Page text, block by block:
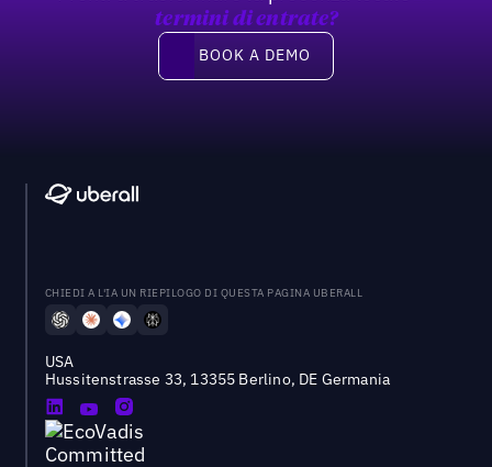
termini di entrate?
Book a demo
BOOK A DEMO
CHIEDI A L'IA UN RIEPILOGO DI QUESTA PAGINA UBERALL
USA
Hussitenstrasse 33, 13355 Berlino, DE Germania